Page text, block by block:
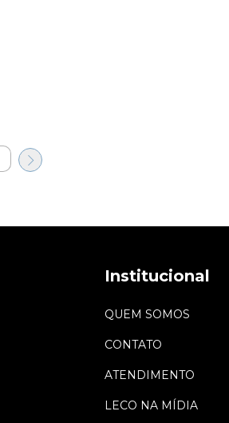
Institucional
QUEM SOMOS
CONTATO
ATENDIMENTO
LECO NA MÍDIA